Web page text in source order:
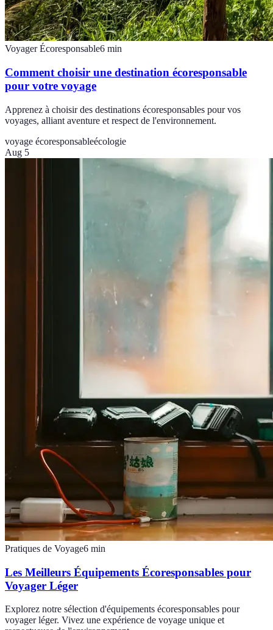
Voyager Écoresponsable6 min
Comment choisir une destination écoresponsable
pour votre voyage
Apprenez à choisir des destinations écoresponsables pour vos
voyages, alliant aventure et respect de l'environnement.
voyage écoresponsableécologie
Aug 5
Pratiques de Voyage6 min
Les Meilleurs Équipements Écoresponsables pour
Voyager Léger
Explorez notre sélection d'équipements écoresponsables pour
voyager léger. Vivez une expérience de voyage unique et